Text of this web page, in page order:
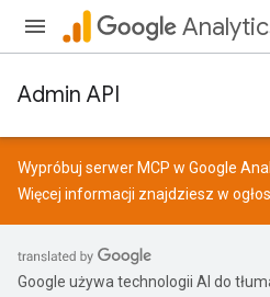
Admin API
Wypróbuj serwer MCP w Google
Więcej informacji znajdziesz w
Google używa technologii AI do